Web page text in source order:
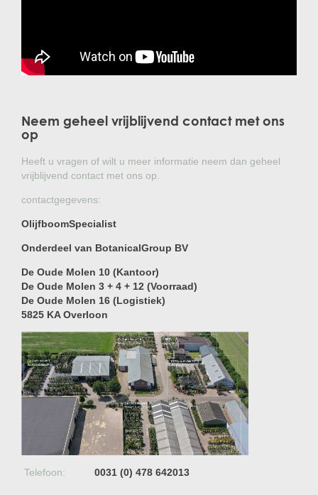
Neem geheel vrijblijvend contact met ons
op
Heeft u vragen of wilt u meer informatie neem dan geheel
vrijblijvend contact met ons op.
contactgegevens:
OlijfboomSpecialist
Onderdeel van BotanicalGroup BV
De Oude Molen 10 (Kantoor)
De Oude Molen 3 + 4 + 12 (Voorraad)
De Oude Molen 16 (Logistiek)
5825 KA Overloon
Telefoon: 0031 (0) 478 642013